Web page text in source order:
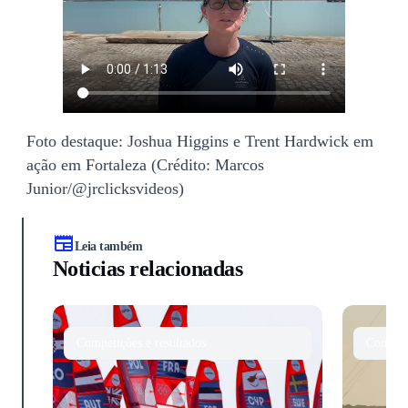
Foto destaque: Joshua Higgins e Trent Hardwick em
ação em Fortaleza (Crédito: Marcos
Junior/@jrclicksvideos)
Leia também
Noticias relacionadas